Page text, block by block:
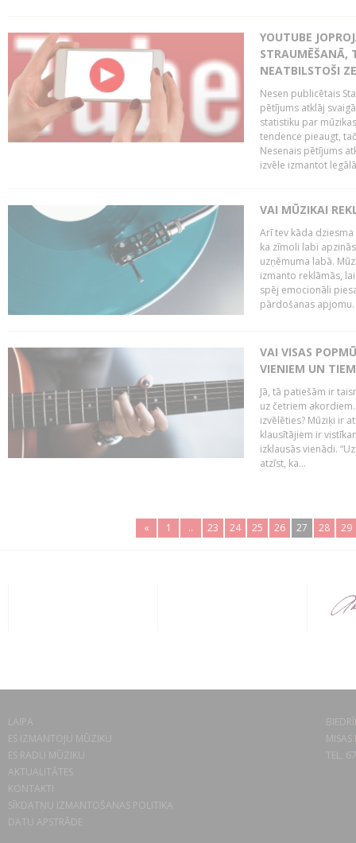
YOUTUBE
STRAUMĒŠANĀ,
NEATBILSTOŠI
Nesen publicētais
pētījums atklāj
statistiku par
tendence pieaugt,
Nesenais pētījums
izvēle izmantot
VAI MŪZIKAI
Arī tev kāda
ka zīmoli labi
uzņēmuma labā.
izmanto reklāmās,
spēj emocionāli
pārdošanas apjomu.
VAI VISAS
VIENIEM UN
Jā, tā patiešām ir
uz četriem
izvēlēties? Mūziķi ir
klausītājiem ir
izklausās vienādi.
atzīst, ka...
« 1 .. 23 24 25 26 27 28 29
LAIPA
ES IZMANTOJU MŪZIKU
ES RADU MŪZIKU
AKTUALITĀTES
KONTAKTI
SĪKDATŅU IZMANTOŠANAS POLITIKA
DATU APSTRĀDE
TEL.